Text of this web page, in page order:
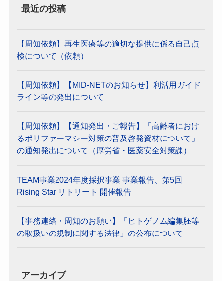
最近の投稿
【周知依頼】再生医療等の適切な提供に係る自己点
検について（依頼）
【周知依頼】【MID-NETのお知らせ】利活用ガイド
ライン等の発出について
【周知依頼】【通知発出・ご報告】「高齢者におけ
るポリファーマシー対策の普及啓発資材について」
の通知発出について（厚労省・医薬安全対策課）
TEAM事業2024年度採択事業 事業報告、第5回
Rising Star リトリート 開催報告
【事務連絡・周知のお願い】「ヒトゲノム編集胚等
の取扱いの規制に関する法律」の公布について
アーカイブ